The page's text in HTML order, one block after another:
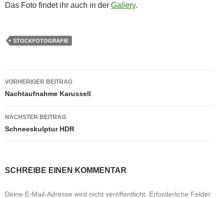
Das Foto findet ihr auch in der Gallery.
STOCKFOTOGRAFIE
Beitragsnavigation
VORHERIGER BEITRAG
Nachtaufnahme Karussell
NÄCHSTER BEITRAG
Schneeskulptur HDR
SCHREIBE EINEN KOMMENTAR
Deine E-Mail-Adresse wird nicht veröffentlicht. Erforderliche Felder